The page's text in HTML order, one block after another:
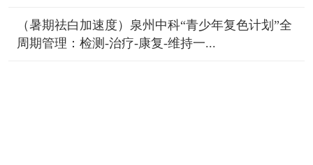
（暑期祛白加速度）泉州中科“青少年复色计划”全
周期管理：检测-治疗-康复-维持一...